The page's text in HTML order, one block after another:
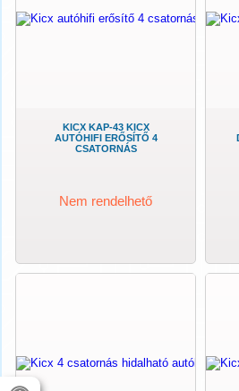
KICX KAP-43 KICX
AUTÓHIFI ERŐSÍTŐ 4
CSATORNÁS
Nem rendelhető